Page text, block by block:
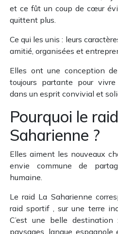
et ce fût un coup de cœur
quittent plus.
Ce qui les unis : leurs
amitié, organisées et
Elles ont une conception
toujours partante pour
dans un esprit convivial et
Pourquoi le
Saharienne ?
Elles aiment les nouveaux
envie commune de
humaine.
Le raid La Saharienne
raid sportif , sur une terre
C’est une belle
paysages, langue espagnole